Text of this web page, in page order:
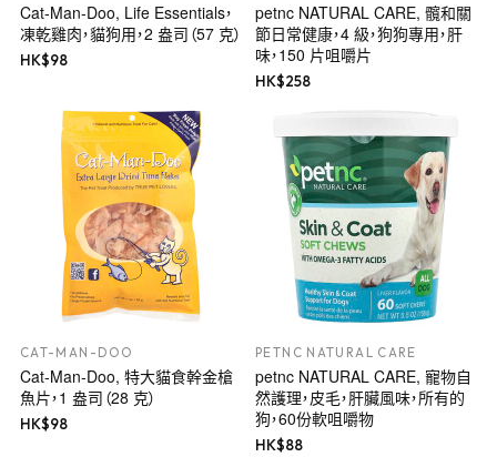
Cat-Man-Doo, Life Essentials，
凍乾雞肉，貓狗用，2 盎司（57 克）
HK$98
petnc NATURAL CARE, 髖和關
節日常健康，4 級，狗狗專用，肝
味，150 片咀嚼片
HK$258
CAT-MAN-DOO
Cat-Man-Doo, 特大貓食幹金槍
魚片，1 盎司（28 克）
HK$98
PETNC NATURAL CARE
petnc NATURAL CARE, 寵物自
然護理，皮毛，肝臟風味，所有的
狗，60份軟咀嚼物
HK$88